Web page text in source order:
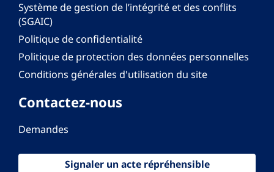
Système de gestion de l’intégrité et des conflits
(SGAIC)
Politique de confidentialité
Politique de protection des données personnelles
Conditions générales d'utilisation du site
Contactez-nous
Demandes
Signaler un acte répréhensible